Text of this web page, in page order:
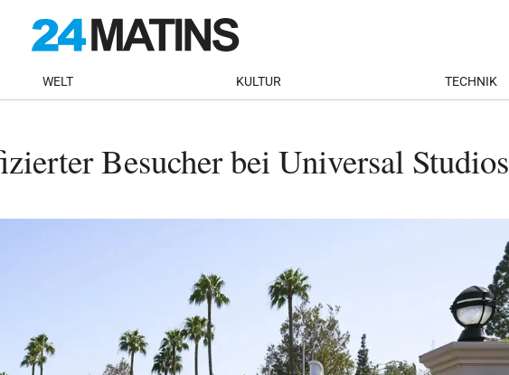
WELT KULTUR TECHNIK
Besucher bei Universal Studios